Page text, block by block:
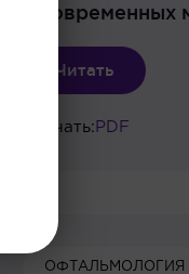
и современных
Читать
Скачать: PDF
ОФТАЛЬМОЛОГИЯ